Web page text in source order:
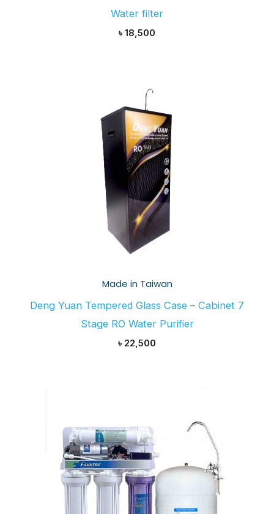
Water filter
৳ 18,500
Made in Taiwan
Deng Yuan Tempered Glass Case – Cabinet 7
Stage RO Water Purifier
৳ 22,500